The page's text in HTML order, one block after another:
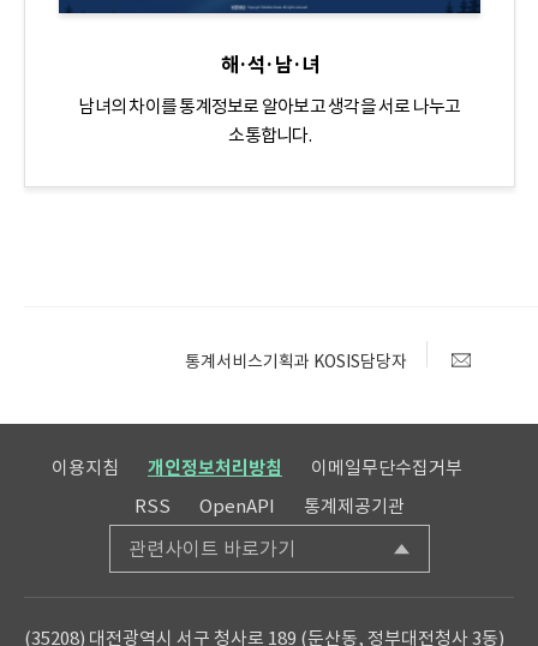
해·석·남·녀
남녀의 차이를 통계정보로 알아보고 생각을 서로 나누고
소통합니다.
통계서비스기획과 KOSIS담당자
이용지침 개인정보처리방침
이메일무단수집거부
RSS
OpenAPI 통계제공기관
관련사이트 바로가기
(35208) 대전광역시 서구 청사로 189 (둔산동, 정부대전청사 3동)